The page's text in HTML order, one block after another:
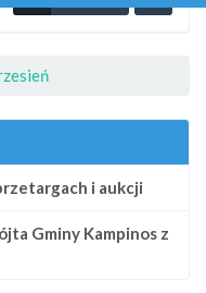
i aukcji
Gminy Kampinos z